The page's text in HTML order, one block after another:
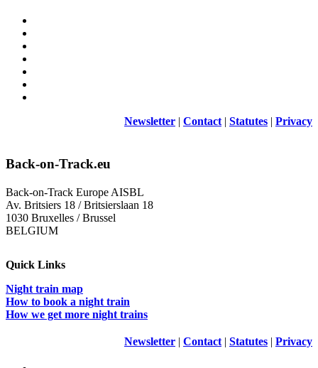
Newsletter | Contact | Statutes | Privacy
Back-on-Track.eu
Back-on-Track Europe AISBL
Av. Britsiers 18 / Britsierslaan 18
1030 Bruxelles / Brussel
BELGIUM
Quick Links
Night train map
How to book a night train
How we get more night trains
Newsletter | Contact | Statutes | Privacy